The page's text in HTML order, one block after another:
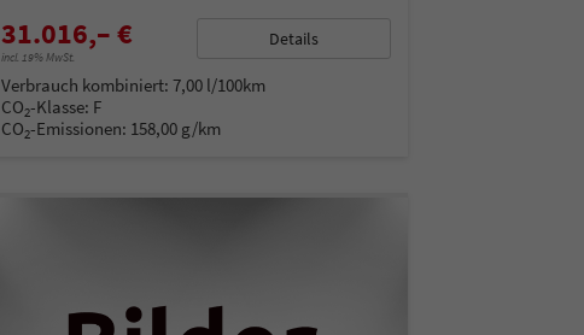
31.016,– €
incl. 19% MwSt.
Details
Verbrauch kombiniert:7,00 l/100km
CO2-Klasse: F
CO2-Emissionen: 158,00 g/km